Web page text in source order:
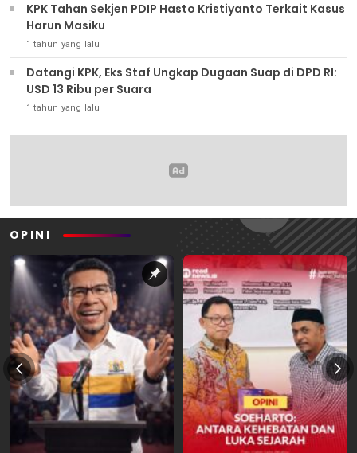
KPK Tahan Sekjen PDIP Hasto Kristiyanto Terkait Kasus
Harun Masiku
1 tahun yang lalu
Datangi KPK, Eks Staf Ungkap Dugaan Suap di DPD RI:
USD 13 Ribu per Suara
1 tahun yang lalu
OPINI